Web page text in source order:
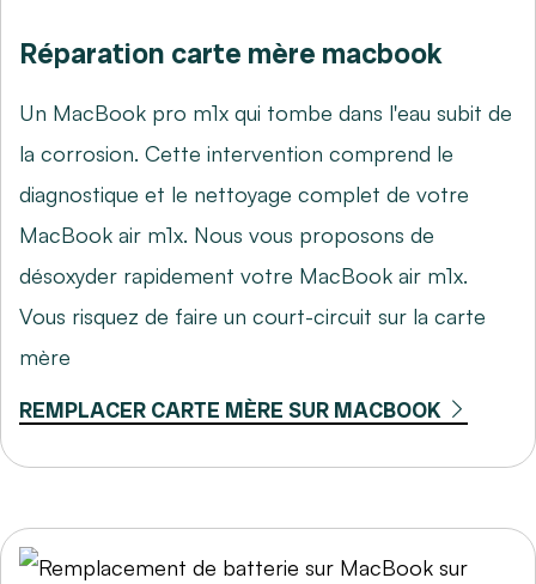
Réparation carte mère macbook
Un MacBook pro m1x qui tombe dans l'eau subit de
la corrosion. Cette intervention comprend le
diagnostique et le nettoyage complet de votre
MacBook air m1x. Nous vous proposons de
désoxyder rapidement votre MacBook air m1x.
Vous risquez de faire un court-circuit sur la carte
mère
REMPLACER CARTE MÈRE SUR MACBOOK